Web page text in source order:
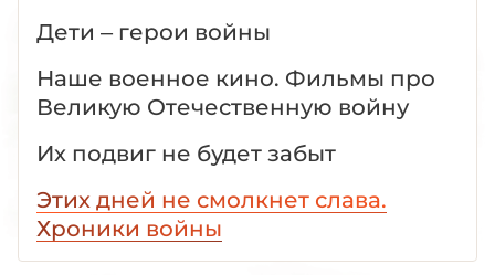
Дети – герои войны
Наше военное кино. Фильмы про
Великую Отечественную войну
Их подвиг не будет забыт
Этих дней не смолкнет слава.
Хроники войны